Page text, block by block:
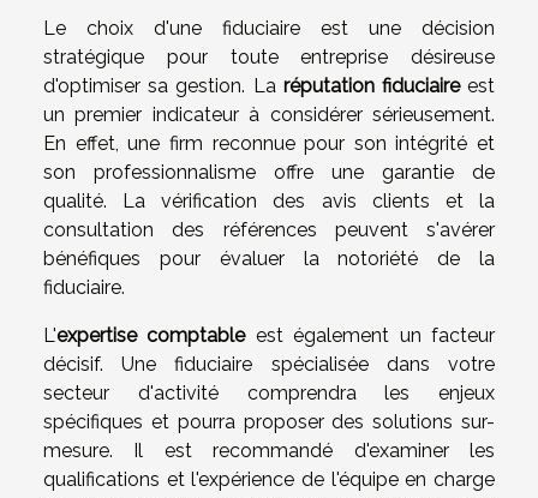
Le choix d'une fiduciaire est une décision
stratégique pour toute entreprise désireuse
d'optimiser sa gestion. La réputation fiduciaireest
un premier indicateur à considérer sérieusement.
En effet, une firm reconnue pour son intégrité et
son professionnalisme offre une garantie de
qualité. La vérification des avis clients et la
consultation des références peuvent s'avérer
bénéfiques pour évaluer la notoriété de la
fiduciaire.
L'expertise comptableest également un facteur
décisif. Une fiduciaire spécialisée dans votre
secteur d'activité comprendra les enjeux
spécifiques et pourra proposer des solutions sur-
mesure. Il est recommandé d'examiner les
qualifications et l'expérience de l'équipe en charge